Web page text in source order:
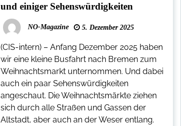
und einiger Sehenswürdigkeiten
NO-Magazine 5. Dezember 2025
(CIS-intern) – Anfang Dezember 2025 haben
wir eine kleine Busfahrt nach Bremen zum
Weihnachtsmarkt unternommen. Und dabei
auch ein paar Sehenswürdigkeiten
angeschaut. Die Weihnachtsmärkte ziehen
sich durch alle Straßen und Gassen der
Altstadt, aber auch an der Weser entlang.